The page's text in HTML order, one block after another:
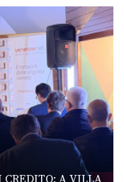
CREDITO: A VILLA